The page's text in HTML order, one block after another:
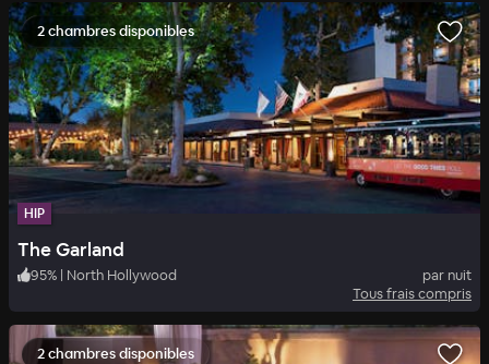
2 chambres disponibles
HIP
The Garland
95% | North Hollywood
par nuit
Tous frais compris
2 chambres disponibles